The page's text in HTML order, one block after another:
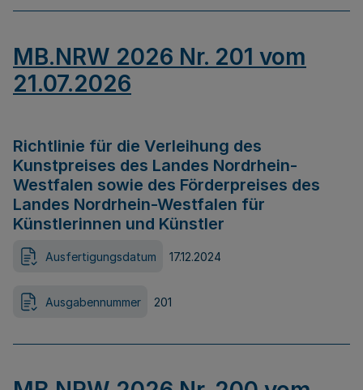
MB.NRW 2026 Nr. 201 vom
21.07.2026
Richtlinie für die Verleihung des
Kunstpreises des Landes Nordrhein-
Westfalen sowie des Förderpreises des
Landes Nordrhein-Westfalen für
Künstlerinnen und Künstler
Ausfertigungsdatum 17.12.2024
Ausgabennummer 201